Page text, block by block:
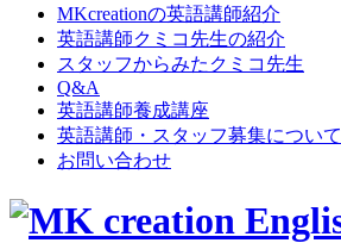
MKcreationの英語講師紹介
英語講師クミコ先生の紹介
スタッフからみたクミコ先生
Q&A
英語講師養成講座
英語講師・スタッフ募集について
お問い合わせ